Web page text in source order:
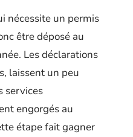
nécessite un permis
être déposé au
Les déclarations
laissent un peu
services
engorgés au
étape fait gagner